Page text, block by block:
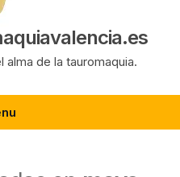
alma de la tauromaquia.